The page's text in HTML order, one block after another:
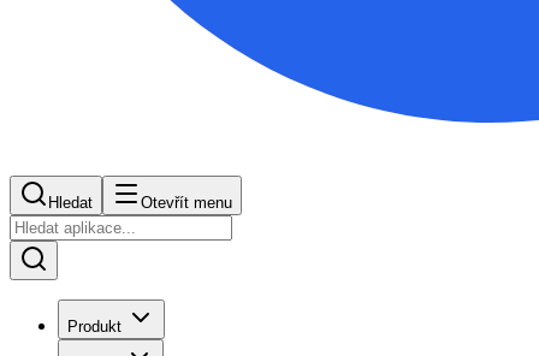
Hledat Otevřít menu
Produkt